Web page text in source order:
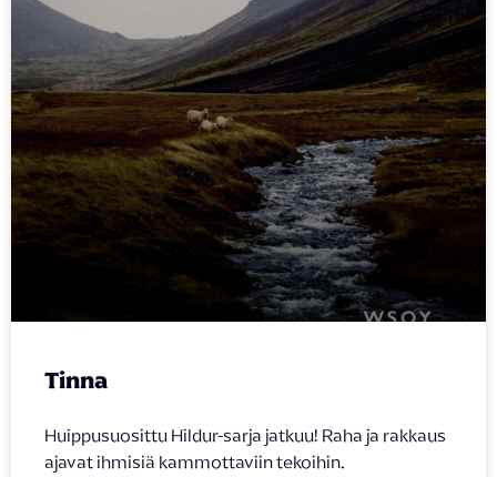
Tinna
Huippusuosittu Hildur-sarja jatkuu! Raha ja rakkaus
ajavat ihmisiä kammottaviin tekoihin.